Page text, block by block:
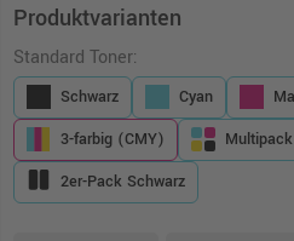
Produktvarianten
Standard Toner:
Schwarz Cyan
3-farbig (CMY)
2er-Pack Schwarz